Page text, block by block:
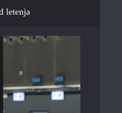
letenja